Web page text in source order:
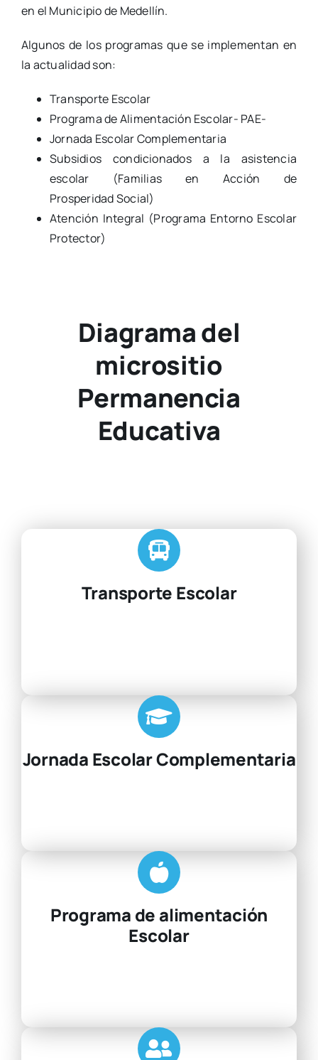
en el Municipio de Medellín.
Algunos de los programas que se implementan en
la actualidad son:
Transporte Escolar
Programa de Alimentación Escolar- PAE-
Jornada Escolar Complementaria
Subsidios condicionados a la asistencia
escolar (Familias en Acción de
Prosperidad Social)
Atención Integral (Programa Entorno Escolar
Protector)
Diagrama del
micrositio
Permanencia
Educativa
Transporte Escolar
Jornada Escolar Complementaria
Programa de alimentación
Escolar